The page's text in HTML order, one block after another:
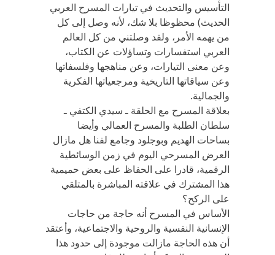
التأسيس والتحديث في تيارات المسرح العربي
الحديث) محظوظا بلا شك، لأنه وصل إلى كل
من يهمه الأمر، ولقد وصلتني من كل العالم
العربي استفسارات وتساؤلات عن الكتاب،
وعن معنى التيارات، وعن مناهجها وفلسفاتها
وعن سياقاتها التاريخية ومرجعياتها الفكرية
والجمالية.
بعلاقة المسرح مع الحلقة ـ سيدي الكتفي ـ
سلطان الطلبة والمسرح العمالي وأيضا
بساحات الهديم وبوجلود وجامع لفنا هل مازال
العرض المسرحي اليوم في زمن الوسائطية
الرقمية، قادرا على الحفاظ على بعض حميمية
هذا المشترك في علاقته المباشرة بالمتلقي
على الركح؟
الأساس في المسرح أنه حاجة من حاجات
الإنسانية النفسية والروحية والاجتماعية، وأعتقد
أن هذه الحاجة مازالت موجودة إلى حدود هذا